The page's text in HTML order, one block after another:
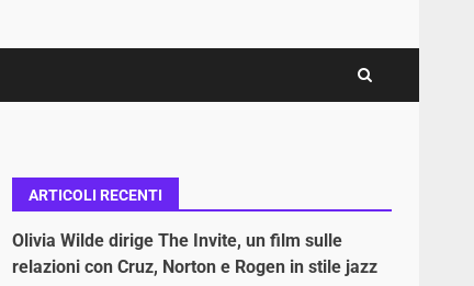
ARTICOLI RECENTI
Olivia Wilde dirige The Invite, un film sulle
relazioni con Cruz, Norton e Rogen in stile jazz